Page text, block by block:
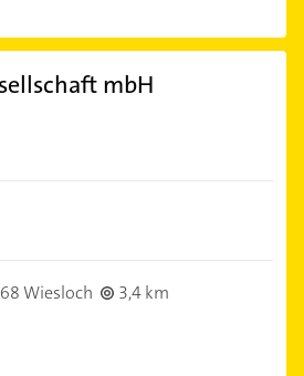
mbH
Wiesloch
3,4 km